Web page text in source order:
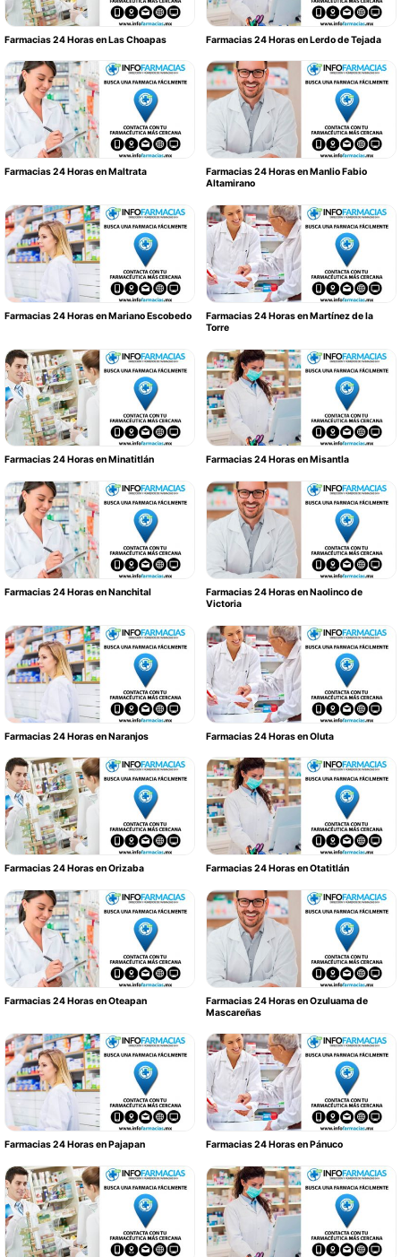
Farmacias 24 Horas en Las Choapas Farmacias 24 Horas en Lerdo de Tejada
Farmacias 24 Horas en Maltrata
Farmacias 24 Horas en Manlio Fabio
Altamirano
Farmacias 24 Horas en Mariano Escobedo
Farmacias 24 Horas en Martínez de la
Torre
Farmacias 24 Horas en Minatitlán Farmacias 24 Horas en Misantla
Farmacias 24 Horas en Nanchital
Farmacias 24 Horas en Naolinco de
Victoria
Farmacias 24 Horas en Naranjos Farmacias 24 Horas en Oluta
Farmacias 24 Horas en Orizaba Farmacias 24 Horas en Otatitlán
Farmacias 24 Horas en Oteapan
Farmacias 24 Horas en Ozuluama de
Mascareñas
Farmacias 24 Horas en Pajapan Farmacias 24 Horas en Pánuco